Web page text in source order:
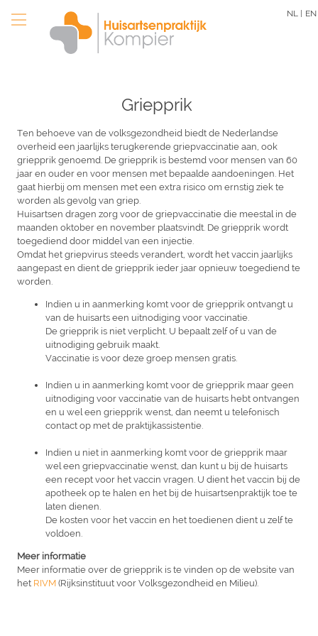
NL | EN
Griepprik
Ten behoeve van de volksgezondheid biedt de Nederlandse
overheid een jaarlijks terugkerende griepvaccinatie aan, ook
griepprik genoemd. De griepprik is bestemd voor mensen van 60
jaar en ouder en voor mensen met bepaalde aandoeningen. Het
gaat hierbij om mensen met een extra risico om ernstig ziek te
worden als gevolg van griep.
Huisartsen dragen zorg voor de griepvaccinatie die meestal in de
maanden oktober en november plaatsvindt. De griepprik wordt
toegediend door middel van een injectie.
Omdat het griepvirus steeds verandert, wordt het vaccin jaarlijks
aangepast en dient de griepprik ieder jaar opnieuw toegediend te
worden.
Indien u in aanmerking komt voor de griepprik ontvangt u
van de huisarts een uitnodiging voor vaccinatie.
De griepprik is niet verplicht. U bepaalt zelf of u van de
uitnodiging gebruik maakt.
Vaccinatie is voor deze groep mensen gratis.
Indien u in aanmerking komt voor de griepprik maar geen
uitnodiging voor vaccinatie van de huisarts hebt ontvangen
en u wel een griepprik wenst, dan neemt u telefonisch
contact op met de praktijkassistentie.
Indien u niet in aanmerking komt voor de griepprik maar
wel een griepvaccinatie wenst, dan kunt u bij de huisarts
een recept voor het vaccin vragen. U dient het vaccin bij de
apotheek op te halen en het bij de huisartsenpraktijk toe te
laten dienen.
De kosten voor het vaccin en het toedienen dient u zelf te
voldoen.
Meer informatie
Meer informatie over de griepprik is te vinden op de website van
het RIVM (Rijksinstituut voor Volksgezondheid en Milieu).